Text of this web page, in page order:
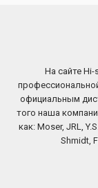
На сайте
официальным
того наша
как: Moser, JRL,
Shmidt,